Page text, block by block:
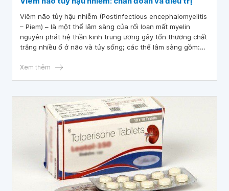
Viêm não tủy hậu nhiễm (Postinfectious encephalomyelitis
– Piem) – là một thể lâm sàng của rối loạn mất myelin
nguyên phát hệ thần kinh trung ương gây tổn thương chất
trắng nhiều ổ ở não và tủy sống; các thể lâm sàng gồm:
(transverse myelitis), viêm tủy thị thần kinh (devic’s
Xem thêm